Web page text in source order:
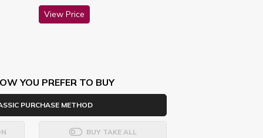
View Price
YOU PREFER TO BUY
PURCHASE METHOD
BUY TAKE ALL